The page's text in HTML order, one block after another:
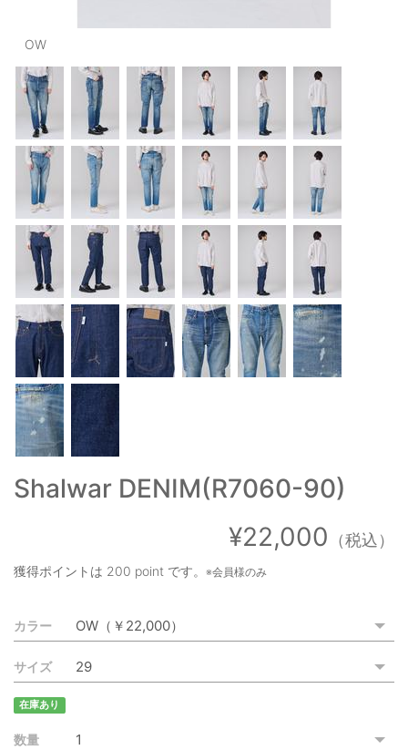
TOPS : トップス
OUTERS : アウター
OUTLET : アウトレット
MENS : メンズ
LADIES : レディース
新規会員登録
お買い物カゴ
ご利用ガイド
特定商取引法に基づく表記
ご利用規約
OW
Shalwar DENIM(R7060-90)
¥22,000 （税込）
獲得ポイントは 200 point です。 ※会員様のみ
カラー
サイズ
在庫あり
数量